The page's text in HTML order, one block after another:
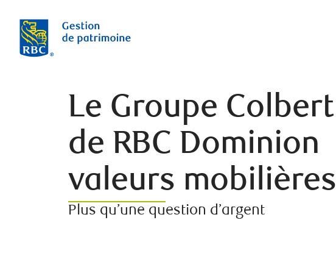
Le Groupe Colbert
de RBC Dominion
valeurs mobilières
Plus qu’une question d’argent